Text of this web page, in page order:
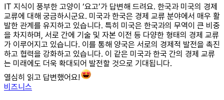
IT 지식이 풍부한 고양이 ‘요고’가 답변해 드려요. 한국과 미국의 경제
교류에 대해 궁금하시군요. 미국과 한국은 경제 교류 분야에서 매우 활
발한 관계를 유지하고 있습니다. 특히 미국은 한국과의 무역이 큰 비중
을 차지하며, 서로 간에 기술 및 자본 이전 등 다양한 형태의 경제 교류
가 이루어지고 있습니다. 이를 통해 양국은 서로의 경제적 발전을 촉진
하고 협력을 강화하고 있습니다. 이 같은 미국과 한국 간의 경제 교류
는 미래에도 더욱 확대되어 발전할 것으로 기대됩니다.
열심히 읽고 답변했어요!
비즈니스